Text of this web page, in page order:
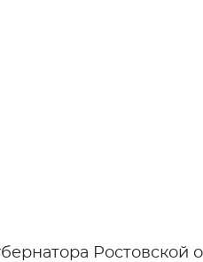
Ростовской